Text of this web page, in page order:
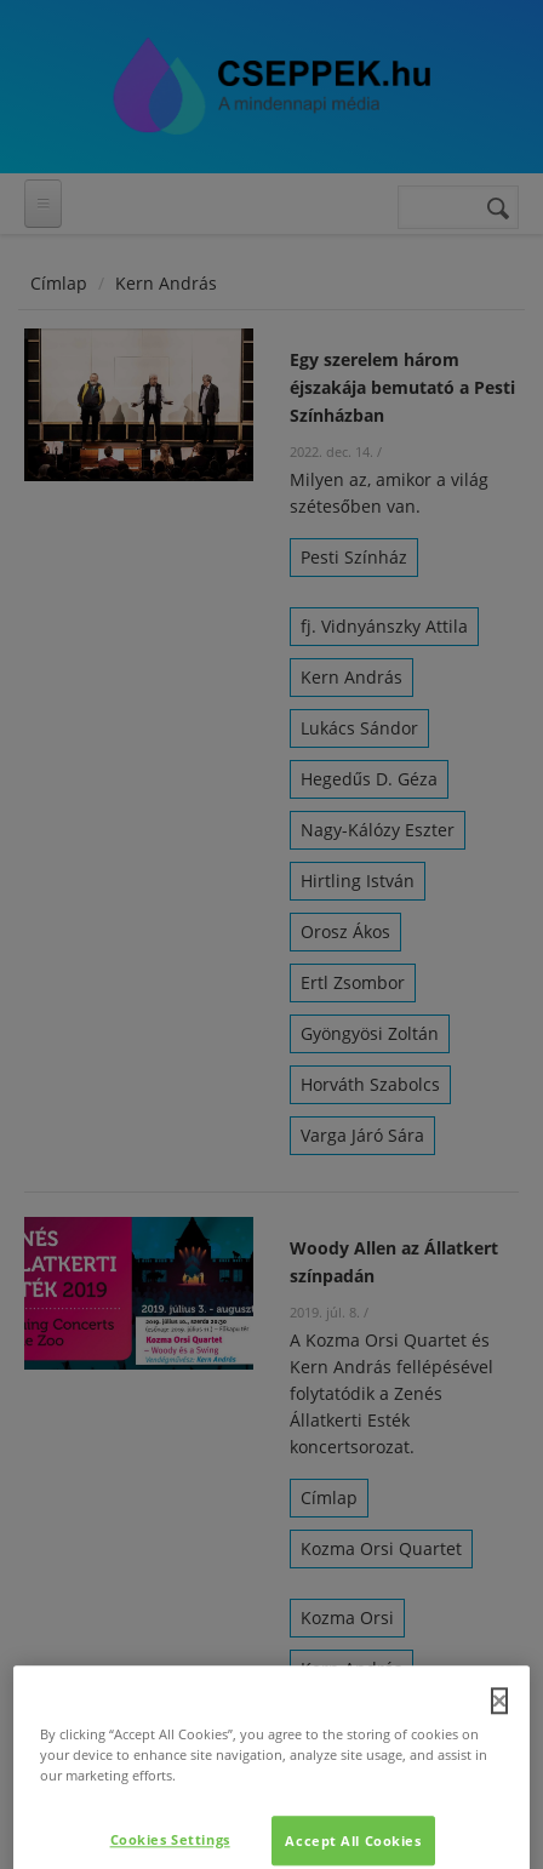
Keresés
Címlap Kern András
Egy szerelem három
éjszakája bemutató a Pesti
Színházban
2022. dec. 14. /
Milyen az, amikor a világ
szétesőben van.
Pesti Színház
fj. Vidnyánszky Attila
Kern András
Lukács Sándor
Hegedűs D. Géza
Nagy-Kálózy Eszter
Hirtling István
Orosz Ákos
Ertl Zsombor
Gyöngyösi Zoltán
Horváth Szabolcs
Varga Járó Sára
Woody Allen az Állatkert
színpadán
2019. júl. 8. /
A Kozma Orsi Quartet és
Kern András fellépésével
folytatódik a Zenés
Állatkerti Esték
koncertsorozat.
Címlap
Kozma Orsi Quartet
Kozma Orsi
Kern András
Állatkertben
By clicking “Accept All Cookies”, you agree to the storing of cookies on
your device to enhance site navigation, analyze site usage, and assist in
our marketing efforts.
Accept All Cookies
Cookies Settings